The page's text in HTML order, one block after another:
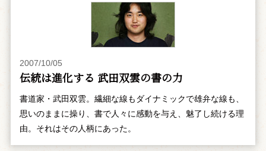
2007/10/05
伝統は進化する 武田双雲の書の力
書道家・武田双雲。繊細な線もダイナミックで雄弁な線も、
思いのままに操り、書で人々に感動を与え、魅了し続ける理
由。それはその人柄にあった。